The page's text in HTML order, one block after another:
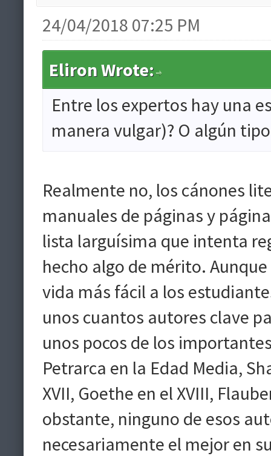
24/04/2018 07:25 PM
Eliron Wrote:
Entre los expertos hay una
manera vulgar)? O algún
Realmente no, los cánones
manuales de páginas y
lista larguísima que intenta
hecho algo de mérito.
vida más fácil a los
unos cuantos autores clave
unos pocos de los
Petrarca en la Edad Media,
XVII, Goethe en el XVIII,
obstante, ninguno de esos
necesariamente el mejor en